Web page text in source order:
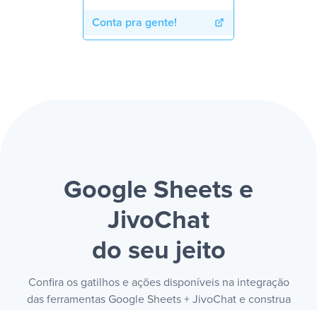
Conta pra gente!
Google Sheets e
JivoChat
do seu jeito
Confira os gatilhos e ações disponíveis na integração
das ferramentas Google Sheets + JivoChat e construa